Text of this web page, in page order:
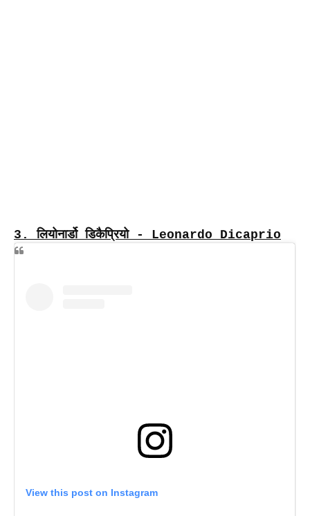
3.लियोनार्डो डिकैप्रियो - Leonardo Dicaprio
View this post on Instagram